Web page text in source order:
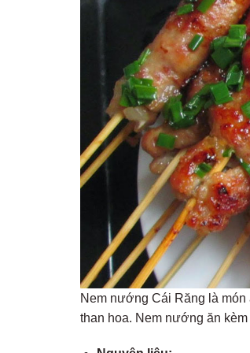
Nem nướng Cái Răng là
than hoa. Nem nướng ăn